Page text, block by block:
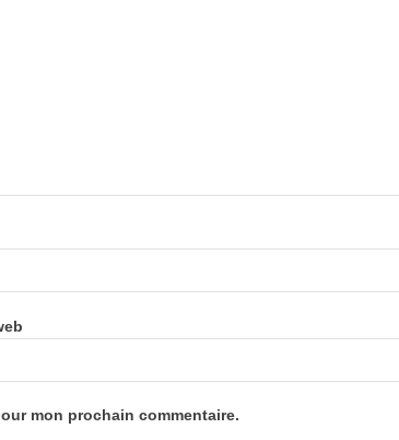
mon prochain commentaire.